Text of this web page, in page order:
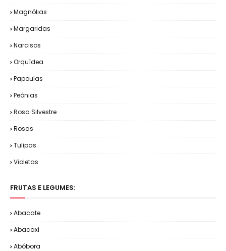
Magnólias
Margaridas
Narcisos
Orquídea
Papoulas
Peônias
Rosa Silvestre
Rosas
Tulipas
Violetas
FRUTAS E LEGUMES:
Abacate
Abacaxi
Abóbora